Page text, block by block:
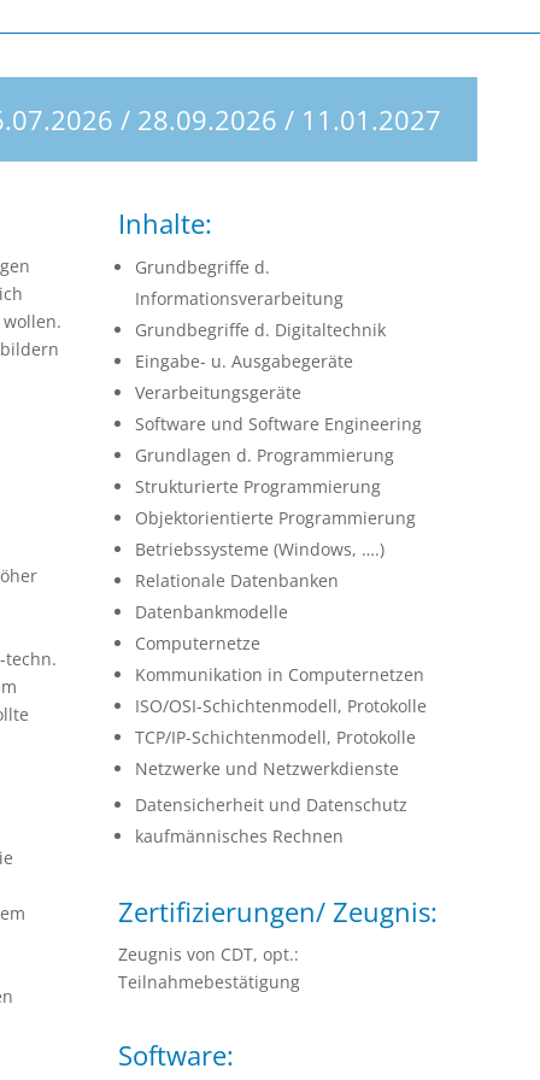
/ 28.09.2026 / 11.01.2027
techn.
Inhalte:
Grundbegriffe d.
Informationsverarbeitung
Grundbegriffe d. Digitaltechnik
Eingabe- u. Ausgabegeräte
Verarbeitungsgeräte
Software und Software Engineering
Grundlagen d. Programmierung
Strukturierte Programmierung
Objektorientierte Programmierung
Betriebssysteme (Windows, ….)
Relationale Datenbanken
Datenbankmodelle
Computernetze
Kommunikation in Computernetzen
ISO/OSI-Schichtenmodell, Protokolle
TCP/IP-Schichtenmodell, Protokolle
Netzwerke und Netzwerkdienste
Datensicherheit und Datenschutz
kaufmännisches Rechnen
Zertifizierungen/ Zeugnis:
Zeugnis von CDT, opt.:
Teilnahmebestätigung
Software: